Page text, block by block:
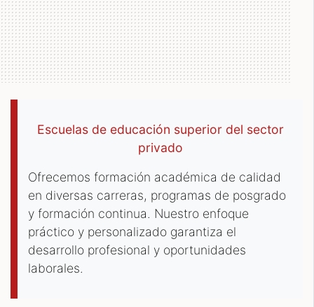
Escuelas de educación superior del sector
privado
Ofrecemos formación académica de calidad
en diversas carreras, programas de posgrado
y formación continua. Nuestro enfoque
práctico y personalizado garantiza el
desarrollo profesional y oportunidades
laborales.